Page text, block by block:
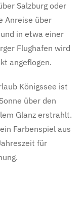
Salzburg oder
Anreise über
in etwa einer
Flughafen wird
angeflogen.
Königssee ist
über den
Glanz erstrahlt.
Farbenspiel aus
für